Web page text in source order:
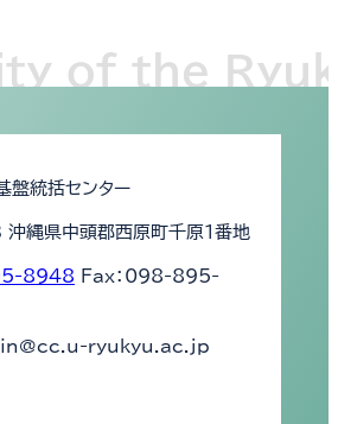
盤統括センター
縄県中頭郡西原町千原1番地
8948 Fax：098-895-
ryukyu.ac.jp